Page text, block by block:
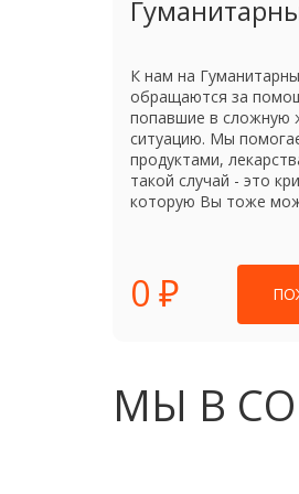
К нам на
обращаются за
попавшие в сложную
ситуацию. Мы
продуктами,
такой случай - это
которую Вы тоже
0 ₽
МЫ В